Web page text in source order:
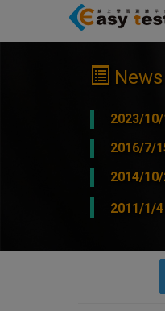
News
2023/10/
2016/7/
2014/10/
2011/1/4